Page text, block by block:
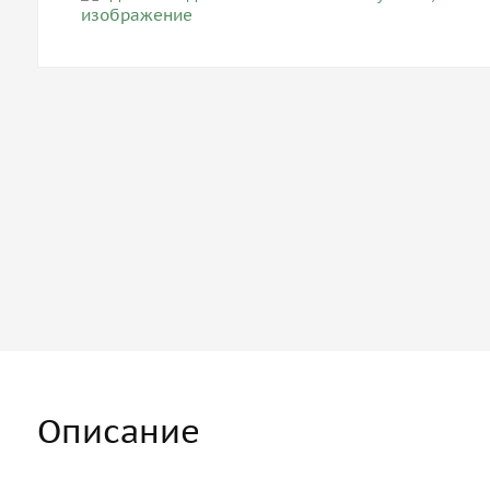
Описание